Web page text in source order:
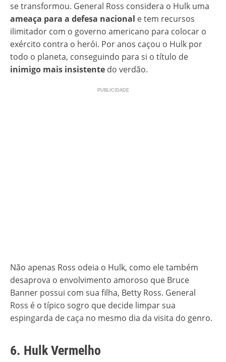
se transformou. General Ross considera o Hulk uma
ameaça para a defesa nacional e tem recursos
ilimitador com o governo americano para colocar o
exército contra o herói. Por anos caçou o Hulk por
todo o planeta, conseguindo para si o título de
inimigo mais insistente do verdão.
Não apenas Ross odeia o Hulk, como ele também
desaprova o envolvimento amoroso que Bruce
Banner possui com sua filha, Betty Ross. General
Ross é o típico sogro que decide limpar sua
espingarda de caça no mesmo dia da visita do genro.
6. Hulk Vermelho